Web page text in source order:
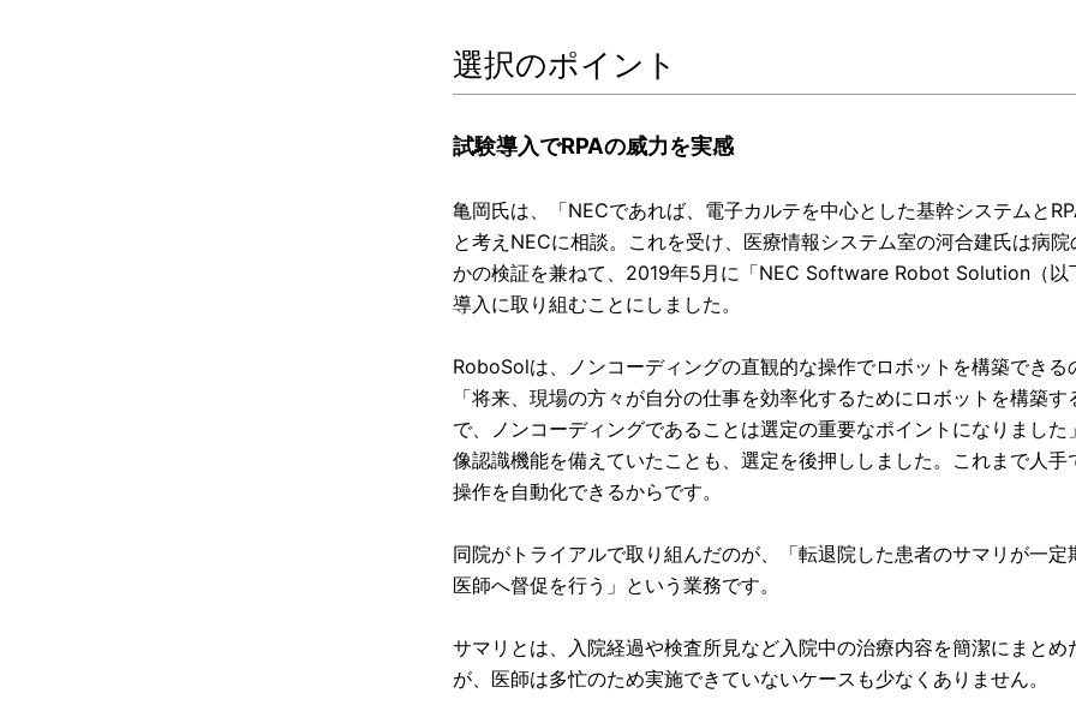
選択のポイント
試験導入でRPAの威力を実感
亀岡氏は、「NECであれば、電子カルテを中心とした基幹システムと
と考えNECに相談。これを受け、医療情報システム室の河合建氏は病
かの検証を兼ねて、2019年5月に「NEC Software Robot Solution（以
導入に取り組むことにしました。
RoboSolは、ノンコーディングの直観的な操作でロボットを構築できる
「将来、現場の方々が自分の仕事を効率化するためにロボットを構築
で、ノンコーディングであることは選定の重要なポイントになりまし
像認識機能を備えていたことも、選定を後押ししました。これまで人
操作を自動化できるからです。
同院がトライアルで取り組んだのが、「転退院した患者のサマリが一
医師へ督促を行う」という業務です。
サマリとは、入院経過や検査所見など入院中の治療内容を簡潔にまと
が、医師は多忙のため実施できていないケースも少なくありません。